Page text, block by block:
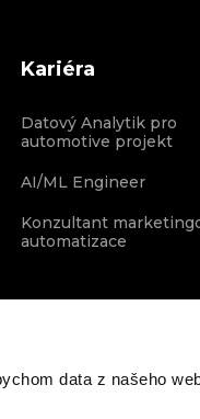
data z našeho
Kariéra
Datový Analytik pro
automotive projekt
AI/ML Engineer
Konzultant
automatizace